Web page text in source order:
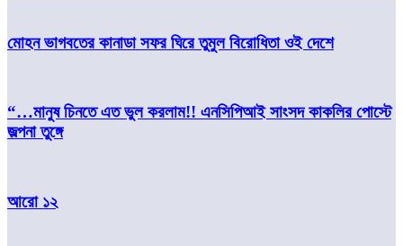
মোহন ভাগবতের কানাডা সফর ঘিরে তুমুল বিরোধিতা ওই দেশে
“…মানুষ চিনতে এত ভুল করলাম!! এনসিপিআই সাংসদ কাকলির পোস্টে
জল্পনা তুঙ্গে
আরো ১২